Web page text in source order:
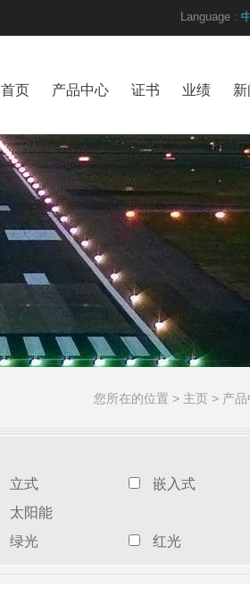
Language :
首页 产品中心 证书 业绩
您所在的位置 > 主页 > 产
立式
嵌入式
太阳能
绿光 红光